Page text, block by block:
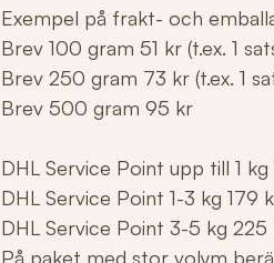
Exempel på frakt- och
Brev 100 gram 51 kr (t.ex. 1
Brev 250 gram 73 kr (t.ex. 1
Brev 500 gram 95 kr
DHL Service Point upp till 1 kg
DHL Service Point 1-3 kg 179
DHL Service Point 3-5 kg 225
På paket med stor volym